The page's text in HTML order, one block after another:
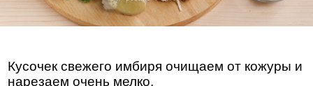
Кусочек свежего имбиря очищаем от кожуры и
нарезаем очень мелко.